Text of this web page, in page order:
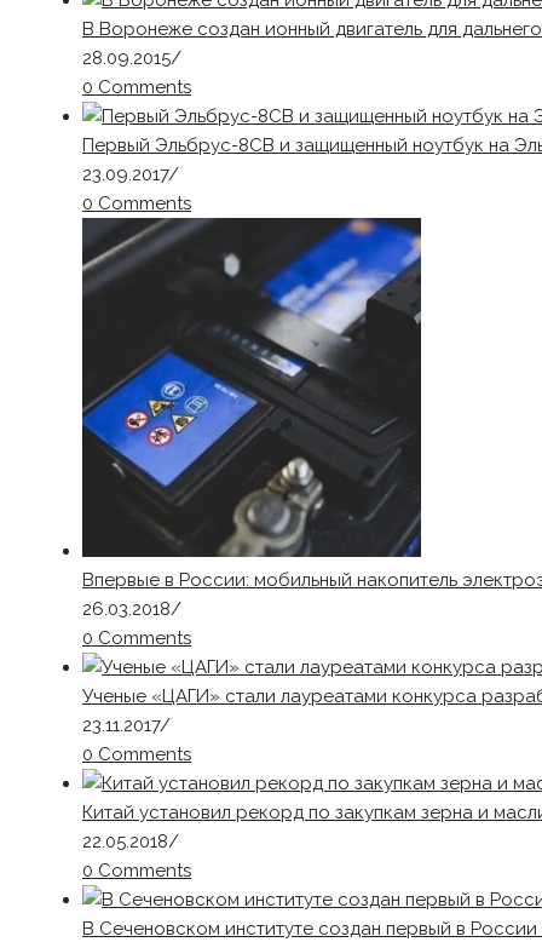
В Воронеже создан ионный двигатель для
28.09.2015/
0 Comments
Первый Эльбрус-8СВ и защищенный ноутбук на
23.09.2017/
0 Comments
Впервые в России: мобильный накопитель
26.03.2018/
0 Comments
Ученые «ЦАГИ» стали лауреатами конкурса
23.11.2017/
0 Comments
Китай установил рекорд по закупкам зерна и
22.05.2018/
0 Comments
В Сеченовском институте создан первый в